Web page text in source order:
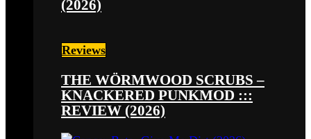
(2026)
Reviews
THE WÖRMWOOD SCRUBS –
KNACKERED PUNKMOD :::
REVIEW (2026)